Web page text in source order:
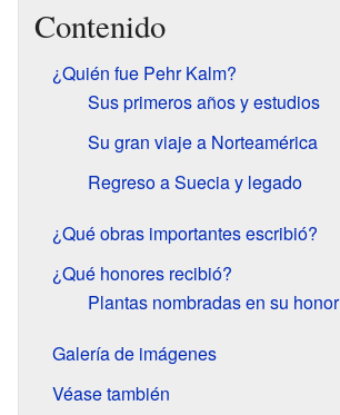
Contenido
¿Quién fue Pehr Kalm?
Sus primeros años y estudios
Su gran viaje a Norteamérica
Regreso a Suecia y legado
¿Qué obras importantes escribió?
¿Qué honores recibió?
Plantas nombradas en su honor
Galería de imágenes
Véase también